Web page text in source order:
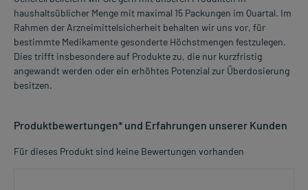
haushaltsüblicher Menge mit maximal 15 Packungen im Quartal. Im
Rahmen der Arzneimittelsicherheit behalten wir uns vor, für
bestimmte Medikamente gesonderte Höchstmengen festzulegen.
Dies trifft insbesondere auf Produkte zu, die nur kurzfristig
angewandt werden oder ein erhöhtes Potenzial zur Überdosierung
besitzen.
Produktbewertungen* und Erfahrungen unserer Kunden
Für dieses Produkt sind keine Bewertungen vorhanden